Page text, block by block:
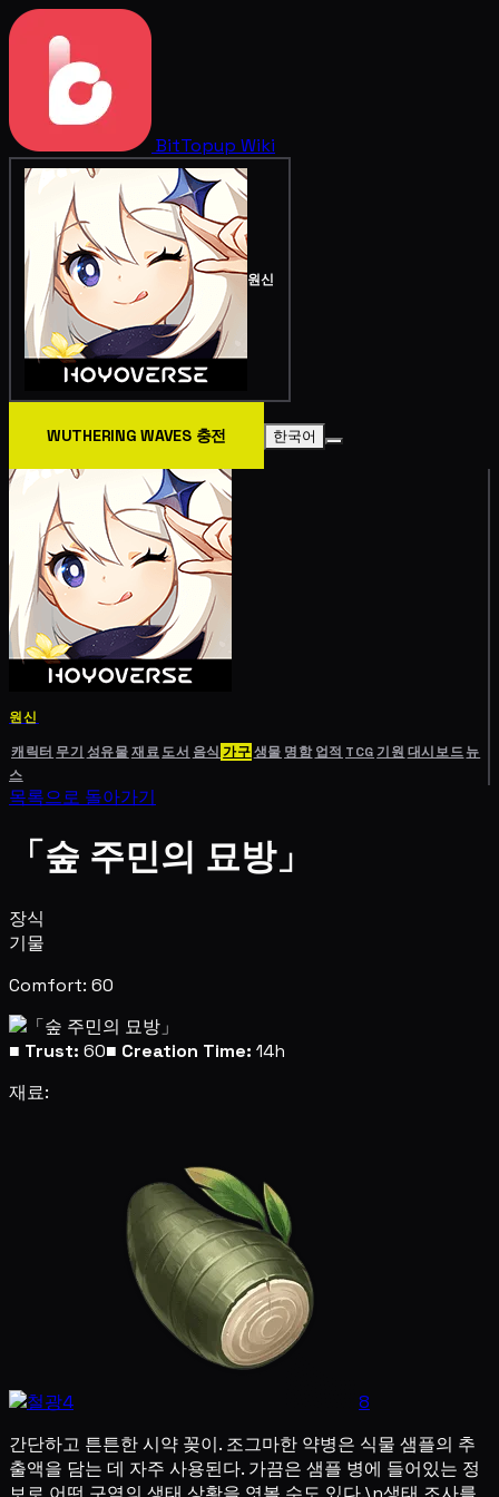
BitTopup Wiki
원신
WUTHERING WAVES 충전 한국어
원신
캐릭터 무기 성유물재료도서 음식 가구생물 명함 업적 TCG기원 대시보드뉴
스
목록으로 돌아가기
「숲 주민의 묘방」
장식
기물
Comfort: 60
■ Trust: 60■ Creation Time: 14h
재료:
4
8
간단하고 튼튼한 시약 꽂이. 조그마한 약병은 식물 샘플의 추
출액을 담는 데 자주 사용된다. 가끔은 샘플 병에 들어있는 정